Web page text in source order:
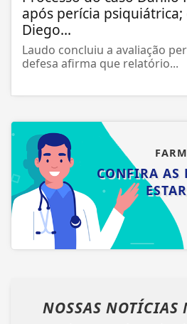
após perícia psiquiátrica;
Diego...
Laudo concluiu a avaliação
defesa afirma que relatório...
CONFIRA AS
NOSSAS NOTÍCIAS